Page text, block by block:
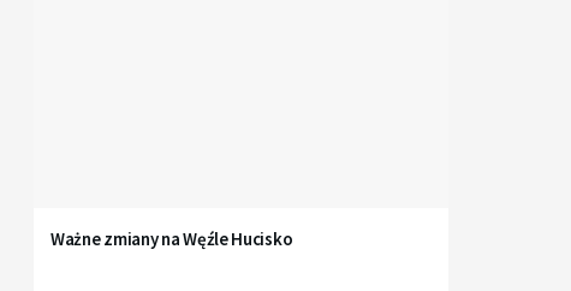
Ważne zmiany na Węźle Hucisko